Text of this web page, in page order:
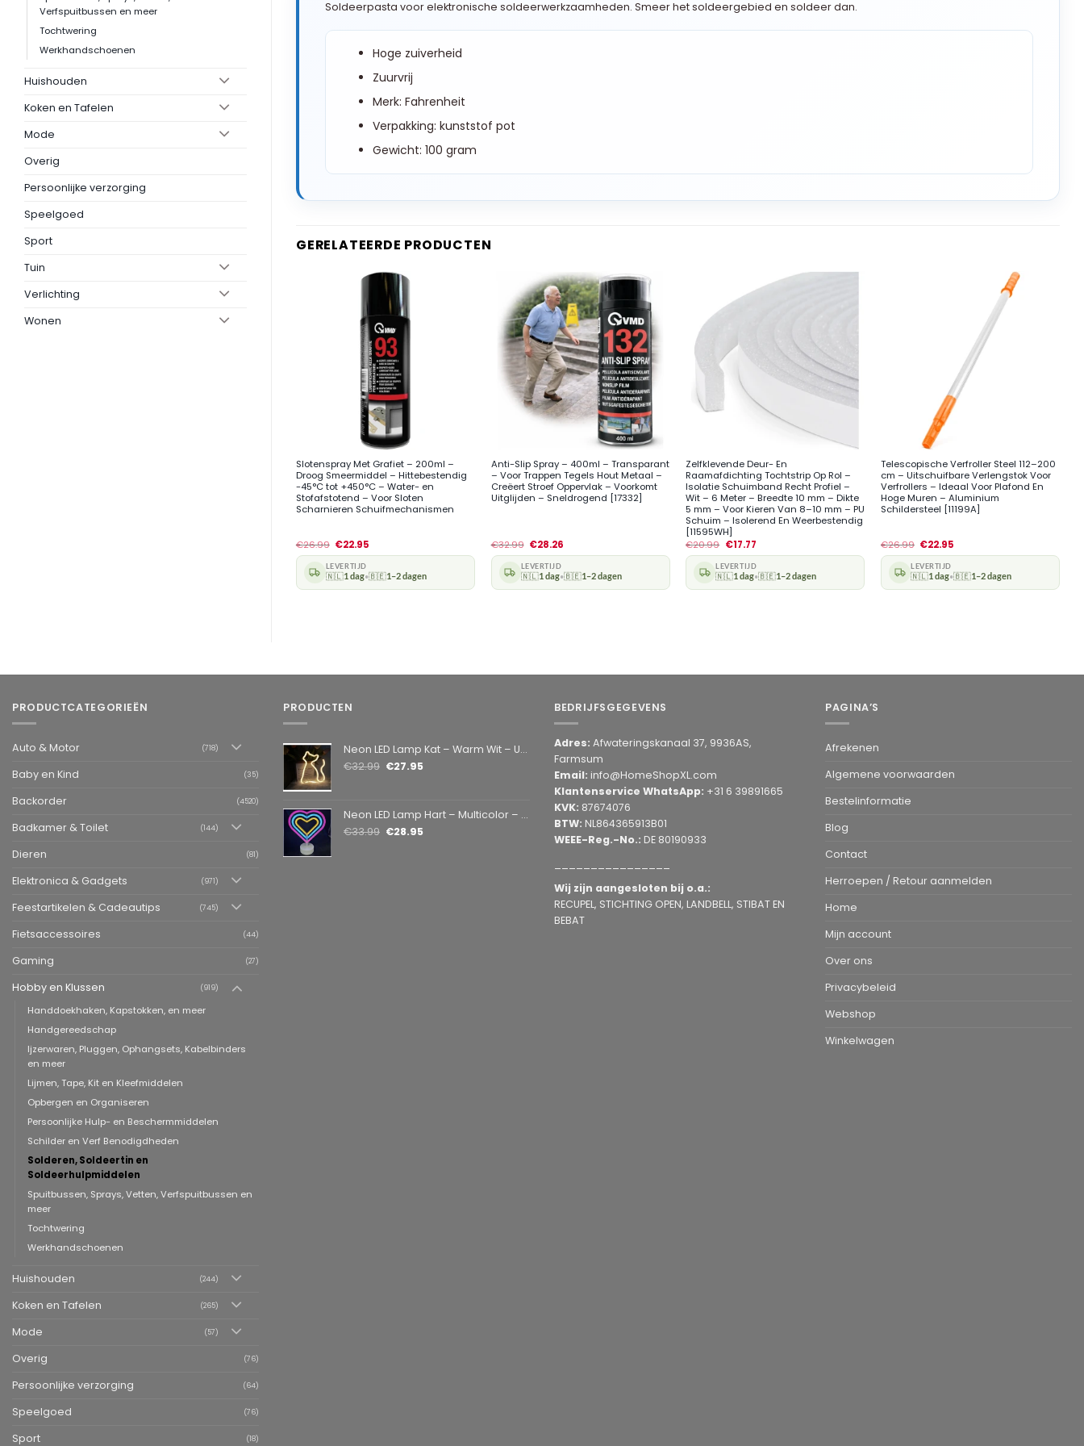
Verfspuitbussen en meer
Tochtwering
Werkhandschoenen
Huishouden
Koken en Tafelen
Mode
Overig
Persoonlijke verzorging
Speelgoed
Sport
Tuin
Verlichting
Wonen
Soldeerpasta voor elektronische soldeerwerkzaamheden. Smeer het soldeergebied en soldeer dan.
Hoge zuiverheid
Zuurvrij
Merk: Fahrenheit
Verpakking: kunststof pot
Gewicht: 100 gram
GERELATEERDE PRODUCTEN
Slotenspray Met Grafiet – 200ml –
Droog Smeermiddel – Hittebestendig
-45°C tot +450°C – Water- en
Stofafstotend – Voor Sloten
Scharnieren Schuifmechanismen
€26.99 €22.95
LEVERTIJD
🇳🇱1 dag•🇧🇪1–2 dagen
Anti-Slip Spray – 400ml – Transparant
– Voor Trappen Tegels Hout Metaal –
Creëert Stroef Oppervlak – Voorkomt
Uitglijden – Sneldrogend [17332]
€32.99 €28.26
LEVERTIJD
🇳🇱1 dag•🇧🇪1–2 dagen
Zelfklevende Deur- En
Raamafdichting Tochtstrip Op Rol –
Isolatie Schuimband Recht Profiel –
Wit – 6 Meter – Breedte 10 mm – Dikte
5 mm – Voor Kieren Van 8–10 mm – PU
Schuim – Isolerend En Weerbestendig
[11595WH]
€20.99 €17.77
LEVERTIJD
🇳🇱1 dag•🇧🇪1–2 dagen
Telescopische Verfroller Steel 112–200
cm – Uitschuifbare Verlengstok Voor
Verfrollers – Ideaal Voor Plafond En
Hoge Muren – Aluminium
Schildersteel [11199A]
€26.99 €22.95
LEVERTIJD
🇳🇱1 dag•🇧🇪1–2 dagen
PRODUCTCATEGORIEËN
Auto & Motor (718)
Baby en Kind (35)
Backorder (4520)
Badkamer & Toilet (144)
Dieren (81)
Elektronica & Gadgets (971)
Feestartikelen & Cadeautips (745)
Fietsaccessoires (44)
Gaming (27)
Hobby en Klussen (919)
Handdoekhaken, Kapstokken, en meer
Handgereedschap
Ijzerwaren, Pluggen, Ophangsets, Kabelbinders
en meer
Lijmen, Tape, Kit en Kleefmiddelen
Opbergen en Organiseren
Persoonlijke Hulp- en Beschermmiddelen
Schilder en Verf Benodigdheden
Solderen, Soldeertin en
Soldeerhulpmiddelen
Spuitbussen, Sprays, Vetten, Verfspuitbussen en
meer
Tochtwering
Werkhandschoenen
Huishouden (244)
Koken en Tafelen (265)
Mode (57)
Overig (76)
Persoonlijke verzorging (64)
Speelgoed (76)
Sport (18)
PRODUCTEN
Neon LED Lamp Kat – Warm Wit – USB & Batterij – Decoratieve Tafellamp voor Kinderkamer – 28,5 x 24,5 cm
€32.99 €27.95
Neon LED Lamp Hart – Multicolor – USB & Batterij – Hartvormige Sfeerlamp – Kinderkamer & Slaapkamer – 25,2 x 23 cm
€33.99 €28.95
BEDRIJFSGEGEVENS
Adres: Afwateringskanaal 37, 9936AS,
Farmsum
Email: info@HomeShopXL.com
Klantenservice WhatsApp: +31 6 39891665
KVK: 87674076
BTW: NL864365913B01
WEEE-Reg.-No.: DE 80190933
Wij zijn aangesloten bij o.a.:
RECUPEL, STICHTING OPEN, LANDBELL, STIBAT EN
BEBAT
PAGINA’S
Afrekenen
Algemene voorwaarden
Bestelinformatie
Blog
Contact
Herroepen / Retour aanmelden
Home
Mijn account
Over ons
Privacybeleid
Webshop
Winkelwagen